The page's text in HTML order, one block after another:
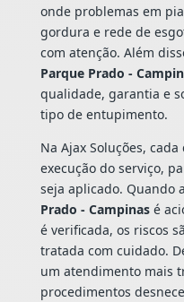
onde problemas em
gordura e rede de
com atenção. Além
Parque Prado -
qualidade, garantia e
tipo de entupimento.
Na Ajax Soluções,
execução do serviço,
seja aplicado. Quando a
Prado - Campinasé
é verificada, os riscos
tratada com cuidado.
um atendimento mais
procedimentos